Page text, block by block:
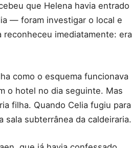
que Helena havia entrado
— foram investigar o local e
imediatamente: era
como o esquema funcionava
o hotel no dia seguinte. Mas
filha. Quando Celia fugiu para
sala subterrânea da caldeiraria.